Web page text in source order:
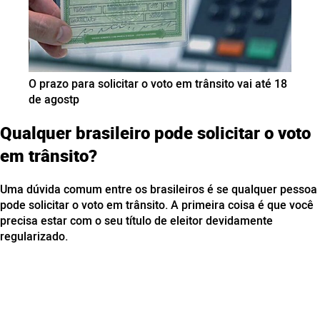
O prazo para solicitar o voto em trânsito vai até 18
de agostp
Qualquer brasileiro pode solicitar o voto
em trânsito?
Uma dúvida comum entre os brasileiros é se qualquer pessoa
pode solicitar o voto em trânsito. A primeira coisa é que você
precisa estar com o seu título de eleitor devidamente
regularizado.